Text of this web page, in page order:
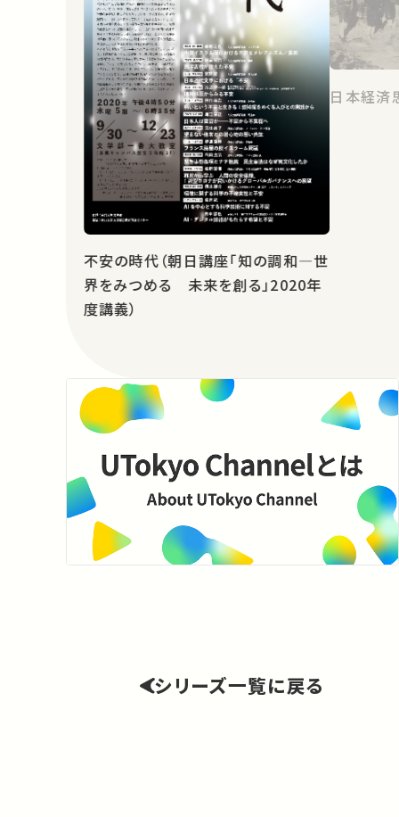
不安の時代（朝日講座「知の調和―世
界をみつめる 未来を創る」2020年
度講義）
日本経済
シリーズ一覧に戻る